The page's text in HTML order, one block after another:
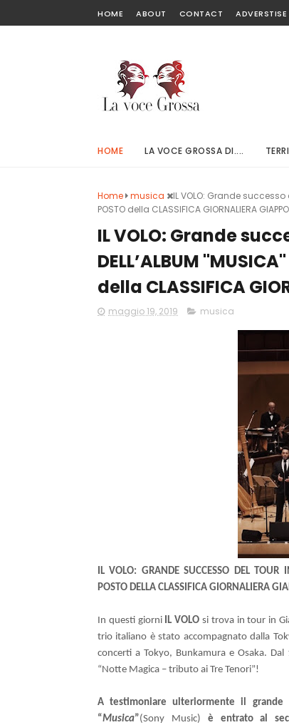
HOME ABOUT CONTACT ADVERSTISE
HOME LA VOCE GROSSA DI....
Home musica
IL VOLO: Grande successo
POSTO della CLASSIFICA GIORNALIERA
IL VOLO: Grande
DELL’ALBUM
della CLASSIFICA
maggio 19, 2019 musica
IL VOLO: GRANDE SUCCESSO DEL TOUR
POSTO DELLA CLASSIFICA GIORNALIERA
In questi giorni IL VOLO si trova in tour in
trio italiano è stato accompagnato dalla
concerti a Tokyo, Bunkamura e Osaka.
“Notte Magica – tributo ai Tre Tenori”!
A testimoniare ulteriormente il
“Musica” (Sony Music) è entrato al